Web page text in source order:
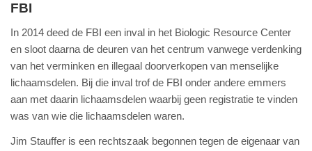
FBI
In 2014 deed de FBI een inval in het Biologic Resource Center
en sloot daarna de deuren van het centrum vanwege verdenking
van het verminken en illegaal doorverkopen van menselijke
lichaamsdelen. Bij die inval trof de FBI onder andere emmers
aan met daarin lichaamsdelen waarbij geen registratie te vinden
was van wie die lichaamsdelen waren.
Jim Stauffer is een rechtszaak begonnen tegen de eigenaar van